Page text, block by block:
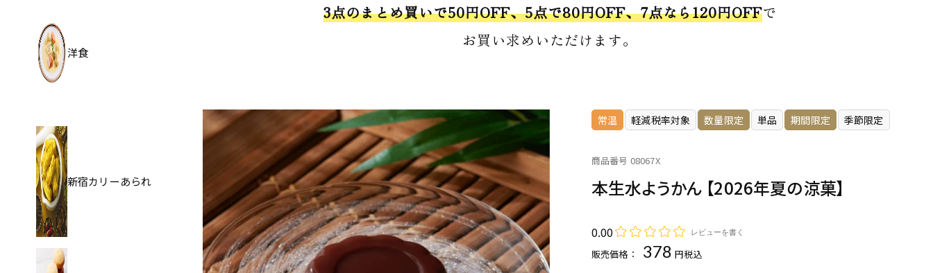
洋食
新宿カリーあられ
3点のまとめ買いで50円OFF、5点で80円OFF、7点なら120円OFFで
お買い求めいただけます。
常温 軽減税率対象 数量限定 単品 期間限定 季節限定
商品番号 08067X
本生水ようかん 【2026年夏の涼菓】
0.00 レビューを書く
販売価格： 378 税込